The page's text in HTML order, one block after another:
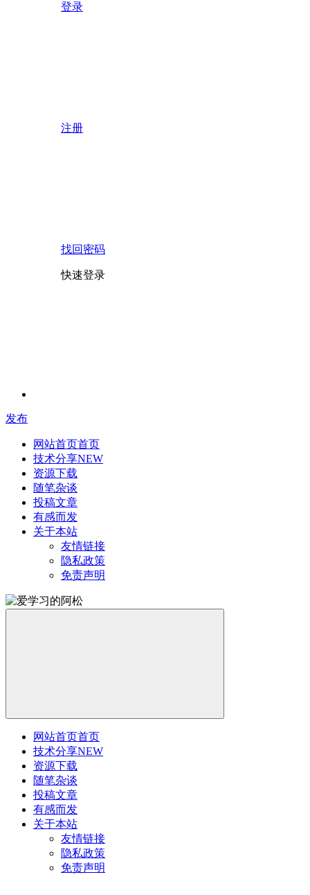
登录
注册
找回密码
快速登录
发布
网站首页首页
技术分享NEW
资源下载
随笔杂谈
投稿文章
有感而发
关于本站
友情链接
隐私政策
免责声明
网站首页首页
技术分享NEW
资源下载
随笔杂谈
投稿文章
有感而发
关于本站
友情链接
隐私政策
免责声明